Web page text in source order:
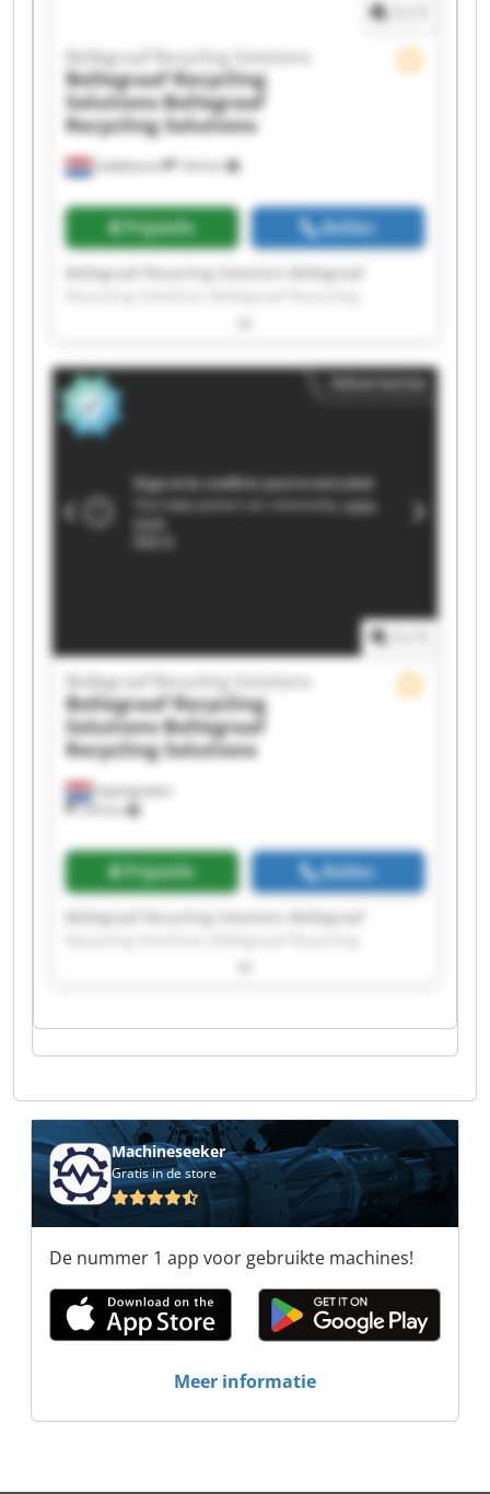
Siddeburen 164 km
Bollegraaf Recycling Solutions
Bollegraaf Recycling
SolutionsBollegraaf
Recycling Solutions
Prijsinfo Bellen
Bollegraaf Recycling Solutions Bollegraaf
Solutions Bollegraaf Recycling Solutions
Recycling Solutions Bollegraaf Recycling
Solutions Bollegraaf Recycling Solutions
Bollegraaf Recycling Solutions Bollegraaf
Recycling Solutions Bollegraaf Recycling
Bollegraaf Recycling Solutions Bollegraaf
Recycling Solutions Bollegraaf Recycling
Solutions Bollegraaf Recycling Solutions
Bollegraaf Recycling Solutions Bollegraaf
Advertentie
Appingedam
169 km
Bollegraaf Recycling Solutions
Bollegraaf Recycling
SolutionsBollegraaf
Recycling Solutions
Prijsinfo Bellen
Bollegraaf Recycling Solutions Bollegraaf
Solutions Bollegraaf Recycling Solutions
Solutions Bollegraaf Recycling Solutions
Bollegraaf Recycling Solutions Bollegraaf
Solutions Bollegraaf Recycling Solutions
Bollegraaf Recycling Solutions Bollegraaf
Recycling Solutions Bollegraaf Recycling
Solutions Bollegraaf Recycling Solutions
Bollegraaf Recycling Solutions Bollegraaf
Recycling Solutions Bollegraaf Recycling
Machineseeker
Gratis in de store
De nummer 1 app voor gebruikte machines!
Meer informatie